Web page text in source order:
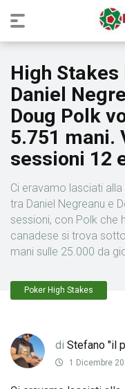
High
Daniel
Doug Polk
5.751 mani.
sessioni 12
Ci eravamo lasciati
tra Daniel Negreanu e
sessioni, con Polk che
canadese si trova
mani sulle 25.000 da
Poker High Stakes
di Stefano "il
1 Dicembre